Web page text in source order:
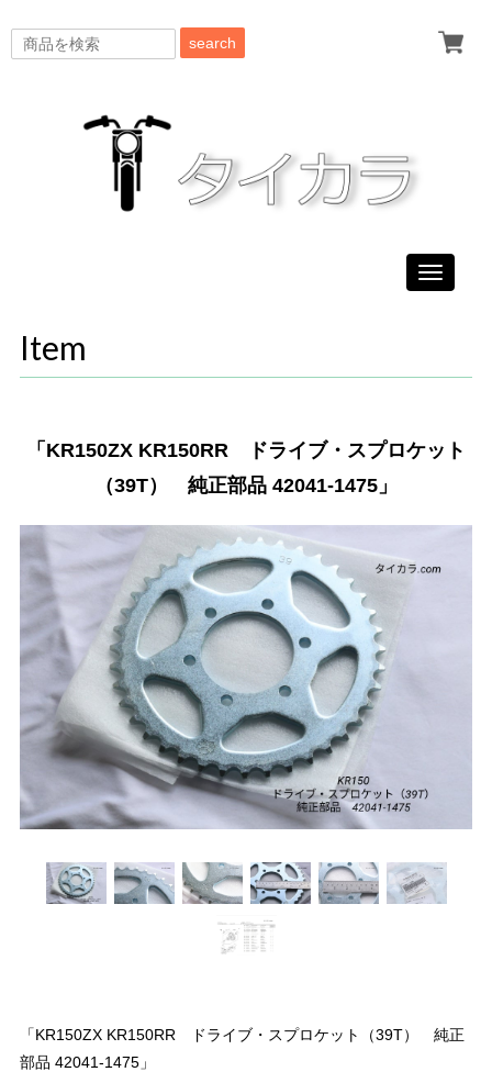
search
Toggle
Item
「KR150ZX KR150RR ドライブ・スプロケット
（39T） 純正部品 42041-1475」
「KR150ZX KR150RR ドライブ・スプロケット（39T） 純正
部品 42041-1475」